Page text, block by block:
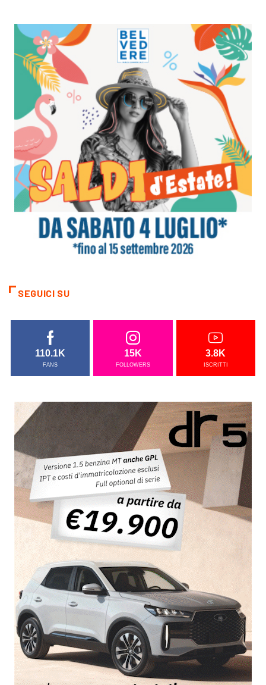
SEGUICI SU
110.1K
FANS
15K
FOLLOWERS
3.8K
ISCRITTI